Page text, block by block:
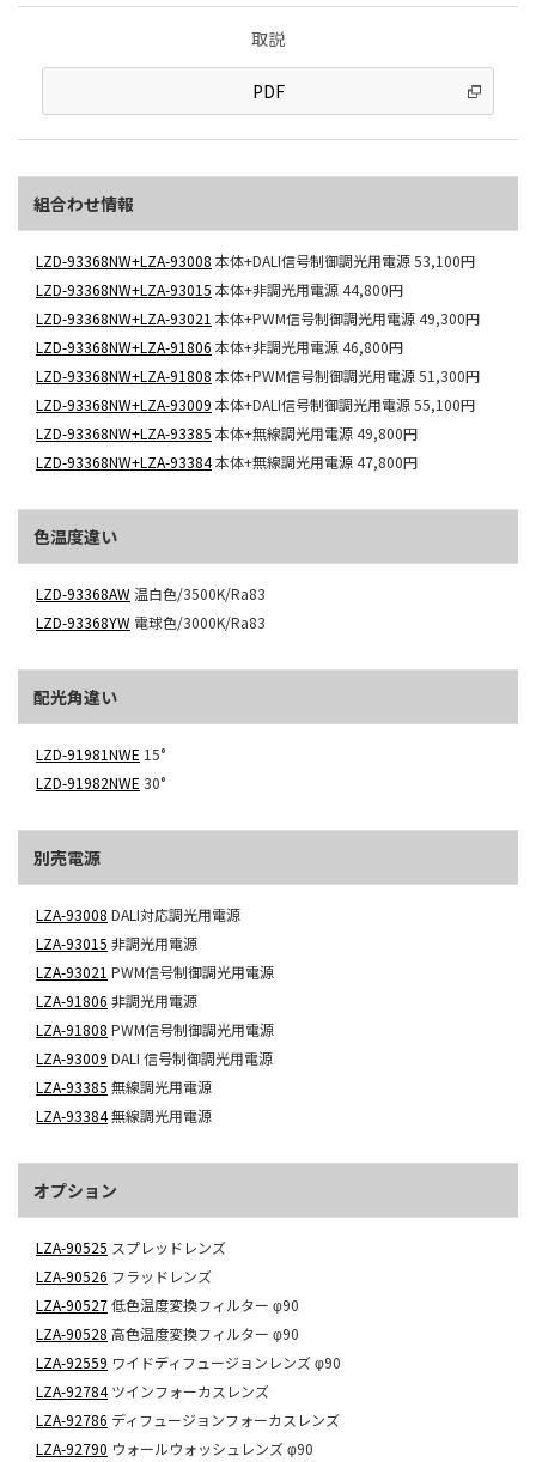
取説
PDF
組合わせ情報
LZD-93368NW+LZA-93008 本体+DALI信号制御調光用電源53,100円
LZD-93368NW+LZA-93015 本体+非調光用電源44,800円
LZD-93368NW+LZA-93021 本体+PWM信号制御調光用電源49,300円
LZD-93368NW+LZA-91806 本体+非調光用電源46,800円
LZD-93368NW+LZA-91808 本体+PWM信号制御調光用電源51,300円
LZD-93368NW+LZA-93009 本体+DALI信号制御調光用電源55,100円
LZD-93368NW+LZA-93385 本体+無線調光用電源49,800円
LZD-93368NW+LZA-93384本体+無線調光用電源47,800円
色温度違い
LZD-93368AW温白色/3500K/Ra83
LZD-93368YW 電球色/3000K/Ra83
配光角違い
LZD-91981NWE 15°
LZD-91982NWE 30°
別売電源
LZA-93008 DALI対応調光用電源
LZA-93015 非調光用電源
LZA-93021 PWM信号制御調光用電源
LZA-91806 非調光用電源
LZA-91808 PWM信号制御調光用電源
LZA-93009 DALI 信号制御調光用電源
LZA-93385 無線調光用電源
LZA-93384無線調光用電源
オプション
LZA-90525 スプレッドレンズ
LZA-90526 フラッドレンズ
LZA-90527低色温度変換フィルター φ90
LZA-90528 高色温度変換フィルター φ90
LZA-92559 ワイドディフュージョンレンズ φ90
LZA-92784ツインフォーカスレンズ
LZA-92786 ディフュージョンフォーカスレンズ
LZA-92790 ウォールウォッシュレンズ φ90